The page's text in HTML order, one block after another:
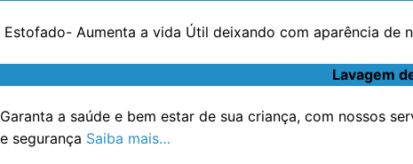
Estofado- Aumenta a vida Útil deixando com aparência de
Lavagem
Garanta a saúde e bem estar de sua criança, com nossos
e segurança Saiba mais…